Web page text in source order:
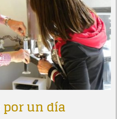
un día